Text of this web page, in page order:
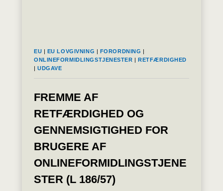
EU | EU LOVGIVNING | FORORDNING |
ONLINEFORMIDLINGSTJENESTER |RETFÆRDIGHED
|UDGAVE
FREMME AF
RETFÆRDIGHED OG
GENNEMSIGTIGHED FOR
BRUGERE AF
ONLINEFORMIDLINGSTJENE
STER (L 186/57)